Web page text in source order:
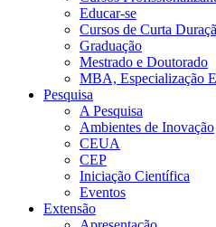
Educar-se
Cursos de Curta
Graduação
Mestrado e Doutorado
MBA, Especialização
Pesquisa
A Pesquisa
Ambientes de Inovação
CEUA
CEP
Iniciação Científica
Eventos
Extensão